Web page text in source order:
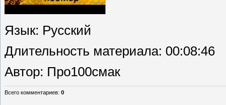
Язык: Русский
Длительность материала: 00:08:46
Автор: Про100смак
Всего комментариев: 0